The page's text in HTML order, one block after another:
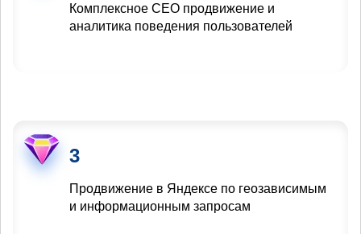
Комплексное СЕО продвижение и
аналитика поведения пользователей
3
Продвижение в Яндексе по геозависимым
и информационным запросам